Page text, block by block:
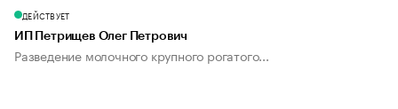
ДЕЙСТВУЕТ
ИП Петрищев Олег Петрович
Разведение молочного крупного рогатого...